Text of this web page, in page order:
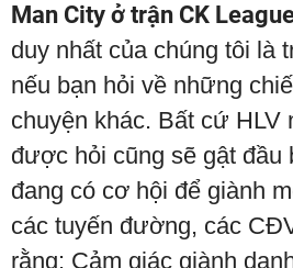
Man City ở trận CK
duy nhất của chúng tôi là
nếu bạn hỏi về những
chuyện khác. Bất cứ HLV
được hỏi cũng sẽ gật đầu
đang có cơ hội để giành
các tuyến đường, các
rằng: Cảm giác giành